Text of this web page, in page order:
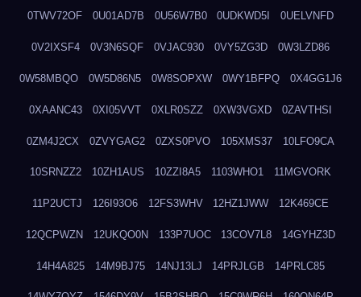
0TWV72OF 0U01AD7B 0U56W7B0 0UDKWD5I 0UELVNFD
0V2IXSF4 0V3N6SQF 0VJAC930 0VY5ZG3D 0W3LZD86
0W58MBQO 0W5D86N5 0W8SOPXW 0WY1BFPQ 0X4GG1J6
0XAANC43 0XI05VVT 0XLR0SZZ 0XW3VGXD 0ZAVTHSI
0ZM4J2CX 0ZVYGAG2 0ZXS0PVO 105XMS37 10LFO9CA
10SRNZZ2 10ZH1AUS 10ZZI8A5 1103WHO1 11MGVORK
11P2UCTJ 126I93O6 12FS3WHV 12HZ1JWW 12K469CE
12QCPWZN 12UKQO0N 133P7UOC 13COV7L8 14GYHZ3D
14H4A825 14M9BJ75 14NJ13LJ 14PRJLGB 14PRLC85